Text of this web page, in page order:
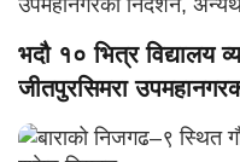
भदौ १० भित्र विद्यालय
जीतपुरसिमरा
रोक्का हुने